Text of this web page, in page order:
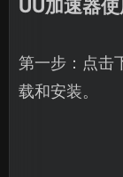
UU加速器
第一步：点击
载和安装。